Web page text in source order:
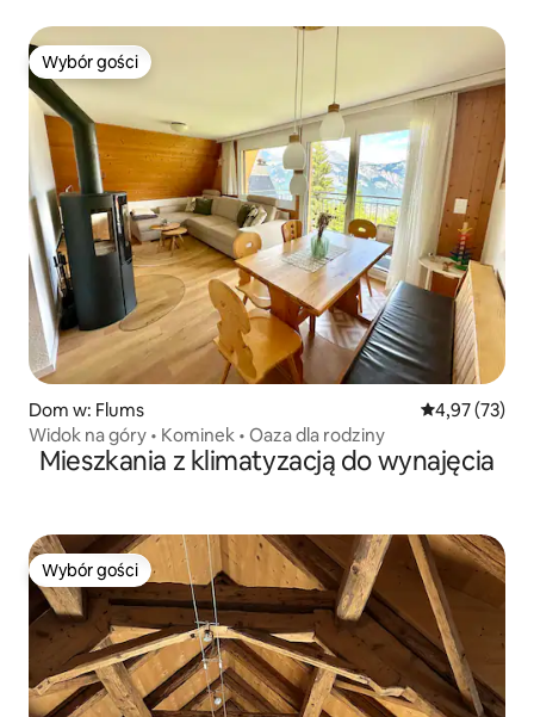
Wybór gości
Wybór gości
Dom w: Flums Średnia
4,97 (73)
Widok na góry • Kominek • Oaza dla rodziny
Mieszkania z klimatyzacją do wynajęcia
Wybór gości
Wybór gości